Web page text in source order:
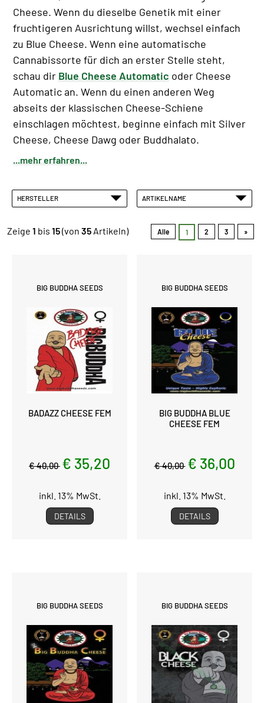
Cheese. Wenn du dieselbe Genetik mit einer
fruchtigeren Ausrichtung willst, wechsel einfach
zu Blue Cheese. Wenn eine automatische
Cannabissorte für dich an erster Stelle steht,
schau dir Blue Cheese Automatic oder Cheese
Automatic an. Wenn du einen anderen Weg
abseits der klassischen Cheese-Schiene
einschlagen möchtest, beginne einfach mit Silver
Cheese, Cheese Dawg oder Buddhalato.
...mehr erfahren...
HERSTELLER ARTIKELNAME
Zeige 1 bis 15(von 35 Artikeln) Alle 1 2 3 »
BIG BUDDHA SEEDS
BADAZZ CHEESE FEM
€ 40,00 € 35,20
inkl. 13% MwSt.
DETAILS
BIG BUDDHA SEEDS
BIG BUDDHA BLUE
CHEESE FEM
€ 40,00 € 36,00
inkl. 13% MwSt.
DETAILS
BIG BUDDHA SEEDS BIG BUDDHA SEEDS